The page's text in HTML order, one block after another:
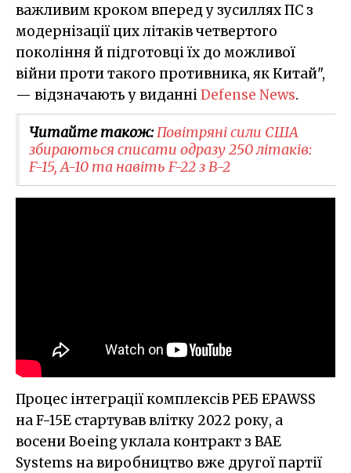
важливим кроком вперед у зусиллях ПС з
модернізації цих літаків четвертого
покоління й підготовці їх до можливої
війни проти такого противника, як Китай",
— відзначають у виданніDefense News.
Читайте також:Повітряні сили США
збираються списати одразу 250 літаків:
F-15, A-10 та навіть F-22 з B-2
Процес інтеграції комплексів РЕБ EPAWSS
на F-15E стартував влітку 2022 року, а
восени Boeing уклала контракт з BAE
Systems на виробництво вже другої партії